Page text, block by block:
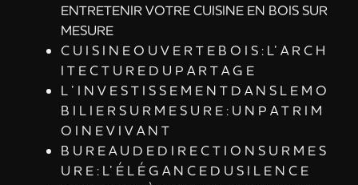
ENTRETENIR VOTRE CUISINE EN BOIS SUR
MESURE
C U I S I N E O U V E R T E B O I S : L’ A R C H
I T E C T U R E D U P A R T A G E
L ’ I N V E S T I S S E M E N T D A N S L E M O
B I L I E R S U R M E S U R E : U N P A T R I M
O I N E V I V A N T
B U R E A U D E D I R E C T I O N S U R M E S
U R E : L’ É L É G A N C E D U S I L E N C E